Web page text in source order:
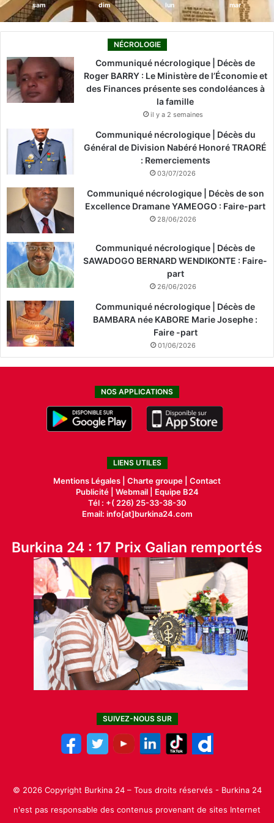
sam dim lun mar
NÉCROLOGIE
Communiqué nécrologique | Décès de
Roger BARRY : Le Ministère de l’Économie et
des Finances présente ses condoléances à
la famille
il y a 2 semaines
Communiqué nécrologique | Décès du
Général de Division Nabéré Honoré TRAORÉ
: Remerciements
03/07/2026
Communiqué nécrologique | Décès de son
Excellence Dramane YAMEOGO : Faire-part
28/06/2026
Communiqué nécrologique | Décès de
SAWADOGO BERNARD WENDIKONTE : Faire-
part
26/06/2026
Communiqué nécrologique | Décès de
BAMBARA née KABORE Marie Josephe :
Faire -part
01/06/2026
NOS APPLICATIONS
LIENS UTILES
Mentions Légales | Charte groupe | Contact
Publicité| Webmail |
Equipe B24
Tél : +( 226) 25-33-38-30
Email: info[at]burkina24.com
Burkina 24 : 17 Prix Galian remportés
SUIVEZ-NOUS SUR
© 2026 Copyright Burkina 24 – Tous droits réservés - Burkina 24
n'est pas responsable des contenus provenant de sites Internet